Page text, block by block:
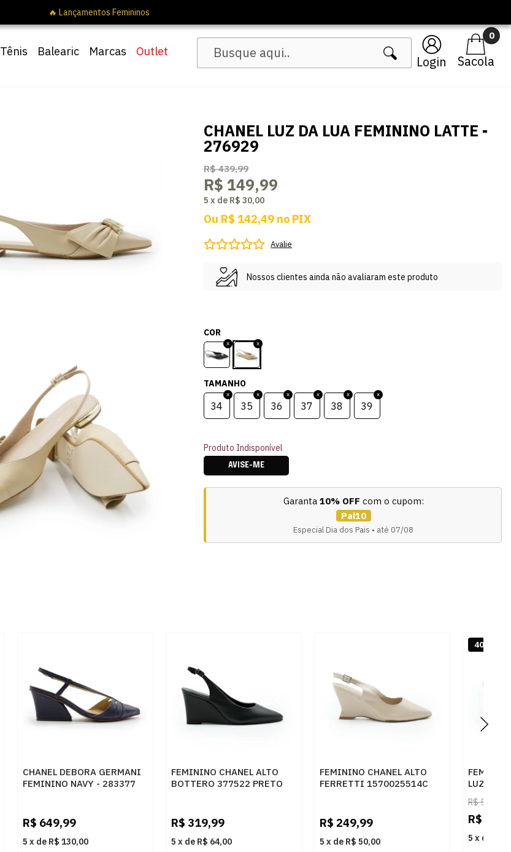
Login
0
Tênis Balearic Marcas Outlet
CHANEL LUZ DA LUA FEMININO LATTE -
276929
R$ 439,99
R$ 149,99
5 x de R$ 30,00
Ou R$ 142,49 no PIX
Avalie
Nossos clientes ainda não avaliaram este produto
COR
TAMANHO
34 35 36 37 38 39
Produto Indisponível
AVISE-ME
Garanta 10% OFF com o cupom:
Pai10
Especial Dia dos Pais • até 07/08
CHANEL DEBORA GERMANI
FEMININO NAVY - 283377
R$ 649,99
5 x de R$ 130,00
FEMININO CHANEL ALTO
BOTTERO 377522 PRETO
R$ 319,99
5 x de R$ 64,00
FEMININO CHANEL ALTO
FERRETTI 1570025514C
R$ 249,99
5 x de R$ 50,00
LUZ DA
CANELA
R$599,90
R$
5 x de
40% OFF